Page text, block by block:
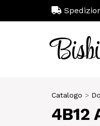
Catalogo
4B12